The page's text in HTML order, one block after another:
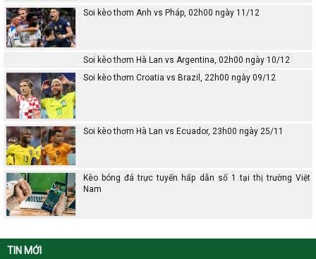
Soi kèo thơm Anh vs Pháp, 02h00 ngày 11/12
Soi kèo thơm Hà Lan vs Argentina, 02h00 ngày 10/12
Soi kèo thơm Croatia vs Brazil, 22h00 ngày 09/12
Soi kèo thơm Hà Lan vs Ecuador, 23h00 ngày 25/11
Kèo bóng đá trực tuyến hấp dẫn số 1 tại thị trường Việt
Nam
TIN MỚI